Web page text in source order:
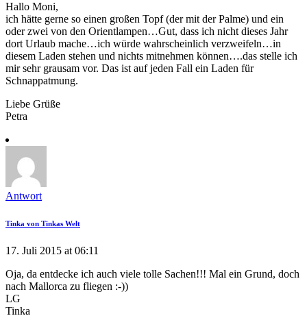
Hallo Moni,
ich hätte gerne so einen großen Topf (der mit der Palme) und ein
oder zwei von den Orientlampen…Gut, dass ich nicht dieses Jahr
dort Urlaub mache…ich würde wahrscheinlich verzweifeln…in
diesem Laden stehen und nichts mitnehmen können….das stelle ich
mir sehr grausam vor. Das ist auf jeden Fall ein Laden für
Schnappatmung.
Liebe Grüße
Petra
Antwort
Tinka von Tinkas Welt
17. Juli 2015 at 06:11
Oja, da entdecke ich auch viele tolle Sachen!!! Mal ein Grund, doch
nach Mallorca zu fliegen :-))
LG
Tinka